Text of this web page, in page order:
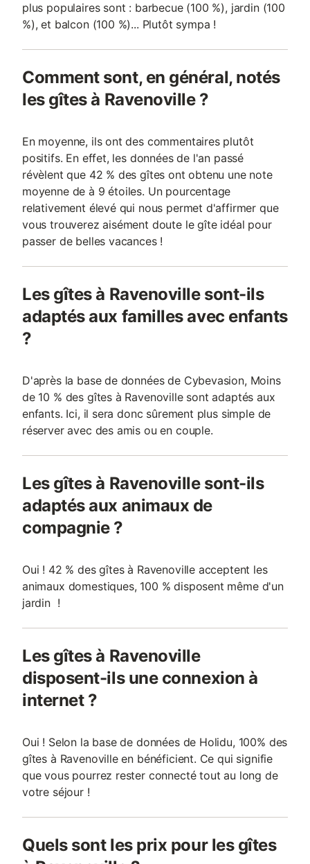
plus populaires sont : barbecue (100 %), jardin (100
%), et balcon (100 %)... Plutôt sympa !
Comment sont, en général, notés
les gîtes à Ravenoville ?
En moyenne, ils ont des commentaires plutôt
positifs. En effet, les données de l'an passé
révèlent que 42 % des gîtes ont obtenu une note
moyenne de à 9 étoiles. Un pourcentage
relativement élevé qui nous permet d'affirmer que
vous trouverez aisément doute le gîte idéal pour
passer de belles vacances !
Les gîtes à Ravenoville sont-ils
adaptés aux familles avec enfants
?
D'après la base de données de Cybevasion, Moins
de 10 % des gîtes à Ravenoville sont adaptés aux
enfants. Ici, il sera donc sûrement plus simple de
réserver avec des amis ou en couple.
Les gîtes à Ravenoville sont-ils
adaptés aux animaux de
compagnie ?
Oui ! 42 % des gîtes à Ravenoville acceptent les
animaux domestiques, 100 % disposent même d'un
jardin !
Les gîtes à Ravenoville
disposent-ils une connexion à
internet ?
Oui ! Selon la base de données de Holidu, 100% des
gîtes à Ravenoville en bénéficient. Ce qui signifie
que vous pourrez rester connecté tout au long de
votre séjour !
Quels sont les prix pour les gîtes